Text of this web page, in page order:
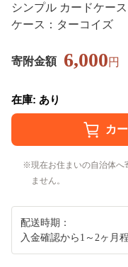
シンプル カードケー
ケース：ターコイズ
寄附金額 6,000円
在庫: あり
現在お住まいの自治体
ません。
配送時期：
入金確認から1～2ヶ月